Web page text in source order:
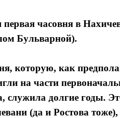
часовня в
Бульварной).
которую, как
на части
служила долгие годы.
(да и Ростова